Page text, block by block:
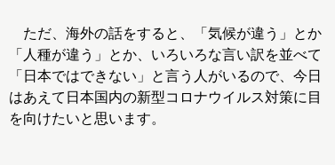
ただ、海外の話をすると、「気候が違う」とか
「人種が違う」とか、いろいろな言い訳を並べて
「日本ではできない」と言う人がいるので、今日
はあえて日本国内の新型コロナウイルス対策に目
を向けたいと思います。